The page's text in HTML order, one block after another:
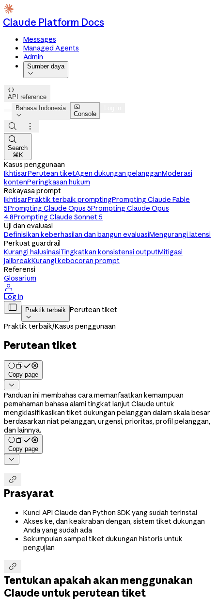
Claude Platform Docs
Messages
Managed Agents
Admin
Sumber daya


API reference
Bahasa Indonesia


Console



Search
⌘K
Kasus penggunaan
IkhtisarPerutean tiketAgen dukungan pelangganModerasi
kontenPeringkasan hukum
Rekayasa prompt
IkhtisarPraktik terbaik promptingPrompting Claude Fable
5Prompting Claude Opus 5Prompting Claude Opus
4.8Prompting Claude Sonnet 5
Uji dan evaluasi
Definisikan keberhasilan dan bangun evaluasiMengurangi latensi
Perkuat guardrail
Kurangi halusinasiTingkatkan konsistensi outputMitigasi
jailbreakKurangi kebocoran prompt
Referensi
Glosarium

Log in
 Praktik terbaik

Perutean tiket
Praktik terbaik/Kasus penggunaan
Perutean tiket
Copy page

Panduan ini membahas cara memanfaatkan kemampuan
pemahaman bahasa alami tingkat lanjut Claude untuk
mengklasifikasikan tiket dukungan pelanggan dalam skala besar
berdasarkan niat pelanggan, urgensi, prioritas, profil pelanggan,
dan lainnya.
Copy page


Prasyarat
Kunci API Claude dan Python SDK yang sudah terinstal
Akses ke, dan keakraban dengan, sistem tiket dukungan
Anda yang sudah ada
Sekumpulan sampel tiket dukungan historis untuk
pengujian

Tentukan apakah akan menggunakan
Claude untuk perutean tiket